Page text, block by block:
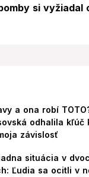
si vyžiadal
a ona robí
odhalila kľúč
závislosť
situácia v
Ľudia sa ocitli v